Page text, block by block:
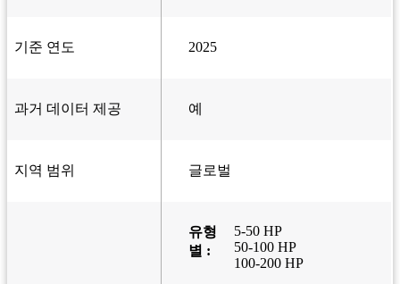
기준 연도 2025
과거 데이터 제공 예
지역 범위 글로벌
유형
별 :
5-50 HP
50-100 HP
100-200 HP